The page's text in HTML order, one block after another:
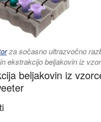
za sočasno ultrazvočno
ekstrakcijo beljakovin iz
beljakovin iz